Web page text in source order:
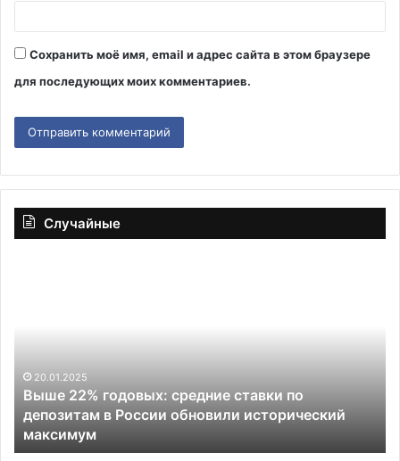
Сохранить моё имя, email и адрес сайта в этом браузере
для последующих моих комментариев.
Случайные
депозитам
России
обновили
исторический
20.01.2025
Выше 22% годовых: средние ставки по
депозитам в России обновили исторический
максимум
в